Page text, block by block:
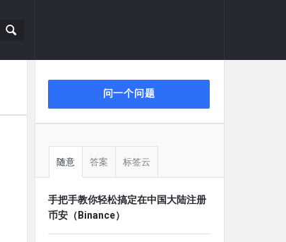
问一个问题
随意 答案 标签云
手把手教你轻松搞定在中国大陆注册
币安（Binance）